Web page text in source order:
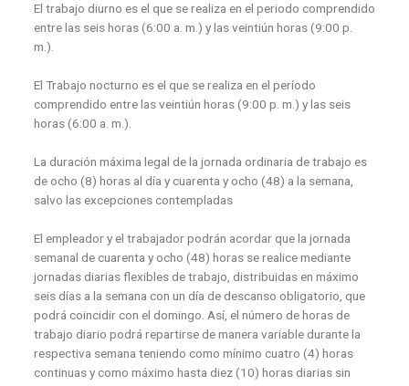
El trabajo diurno es el que se realiza en el periodo comprendido
entre las seis horas (6:00 a. m.) y las veintiún horas (9:00 p.
m.).
El Trabajo nocturno es el que se realiza en el período
comprendido entre las veintiún horas (9:00 p. m.) y las seis
horas (6:00 a. m.).
La duración máxima legal de la jornada ordinaria de trabajo es
de ocho (8) horas al día y cuarenta y ocho (48) a la semana,
salvo las excepciones contempladas
El empleador y el trabajador podrán acordar que la jornada
semanal de cuarenta y ocho (48) horas se realice mediante
jornadas diarias flexibles de trabajo, distribuidas en máximo
seis días a la semana con un día de descanso obligatorio, que
podrá coincidir con el domingo. Así, el número de horas de
trabajo diario podrá repartirse de manera variable durante la
respectiva semana teniendo como mínimo cuatro (4) horas
continuas y como máximo hasta diez (10) horas diarias sin